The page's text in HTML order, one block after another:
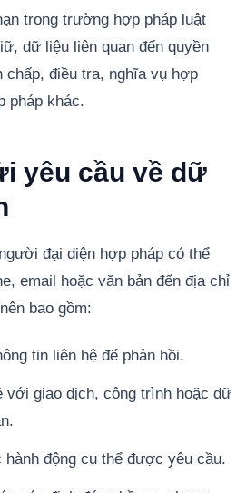
trong trường hợp pháp luật
dữ liệu liên quan đến quyền
điều tra, nghĩa vụ hợp
pháp khác.
yêu cầu về dữ
đại diện hợp pháp có thể
email hoặc văn bản đến địa chỉ
bao gồm:
tin liên hệ để phản hồi.
với giao dịch, công trình hoặc dữ
hành động cụ thể được yêu cầu.